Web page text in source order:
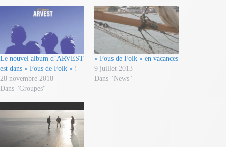
Le nouvel album d’ARVEST
est dans « Fous de Folk » !
28 novembre 2018
Dans "Groupes"
« Fous de Folk » en vacances
9 juillet 2013
Dans "News"